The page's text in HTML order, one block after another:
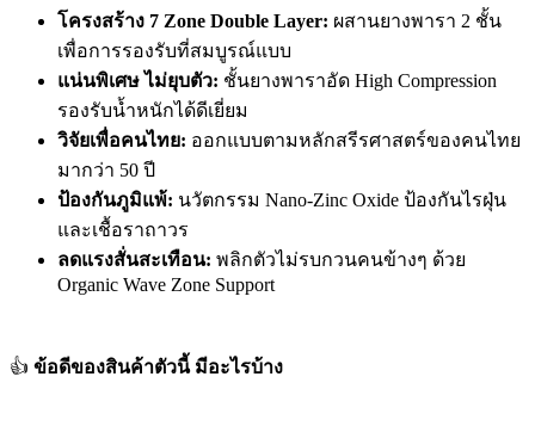
โครงสร้าง 7 Zone Double Layer: ผสานยางพารา 2 ชั้น
เพื่อการรองรับที่สมบูรณ์แบบ
แน่นพิเศษ ไม่ยุบตัว: ชั้นยางพาราอัด High Compression
รองรับน้ำหนักได้ดีเยี่ยม
วิจัยเพื่อคนไทย: ออกแบบตามหลักสรีรศาสตร์ของคนไทย
มากว่า 50 ปี
ป้องกันภูมิแพ้: นวัตกรรม Nano-Zinc Oxide ป้องกันไรฝุ่น
และเชื้อราถาวร
ลดแรงสั่นสะเทือน: พลิกตัวไม่รบกวนคนข้างๆ ด้วย
Organic Wave Zone Support
👍 ข้อดีของสินค้าตัวนี้ มีอะไรบ้าง